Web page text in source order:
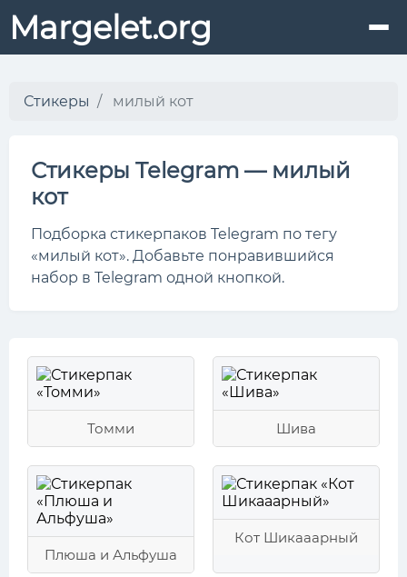
Margelet.org
Стикеры милый кот
Стикеры Telegram — милый
кот
Подборка стикерпаков Telegram по тегу
«милый кот». Добавьте понравившийся
набор в Telegram одной кнопкой.
Томми Шива
Плюша и Альфуша
Кот Шикааарный